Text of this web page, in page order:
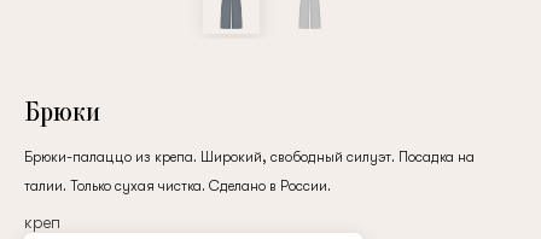
Зарегистрированный
Брюки
Брюки-палаццо из крепа. Широкий, свободный силуэт. Посадка на
талии. Только сухая чистка. Сделано в России.
креп